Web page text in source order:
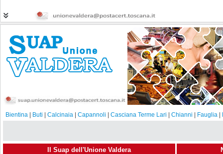
Bientina Buti Calcinaia Capannoli Casciana Terme Lari Chianni Fauglia
Il Suap dell'Unione Valdera